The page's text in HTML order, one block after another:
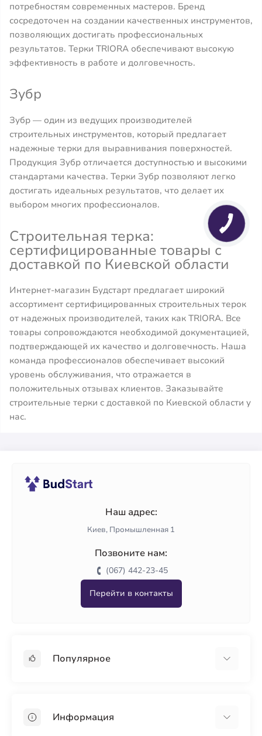
потребностям современных мастеров. Бренд
сосредоточен на создании качественных инструментов,
позволяющих достигать профессиональных
результатов. Терки TRIORA обеспечивают высокую
эффективность в работе и долговечность.
Зубр
Зубр — один из ведущих производителей
строительных инструментов, который предлагает
надежные терки для выравнивания поверхностей.
Продукция Зубр отличается доступностью и высокими
стандартами качества. Терки Зубр позволяют легко
достигать идеальных результатов, что делает их
выбором многих профессионалов.
Строительная терка:
сертифицированные товары с
доставкой по Киевской области
Интернет-магазин Будстарт предлагает широкий
ассортимент сертифицированных строительных терок
от надежных производителей, таких как TRIORA. Все
товары сопровождаются необходимой документацией,
подтверждающей их качество и долговечность. Наша
команда профессионалов обеспечивает высокий
уровень обслуживания, что отражается в
положительных отзывах клиентов. Заказывайте
строительные терки с доставкой по Киевской области у
нас.
Наш адрес:
Киев, Промышленная 1
Позвоните нам:
(067) 442-23-45
Перейти в контакты
Популярное
ПенопластИнформация